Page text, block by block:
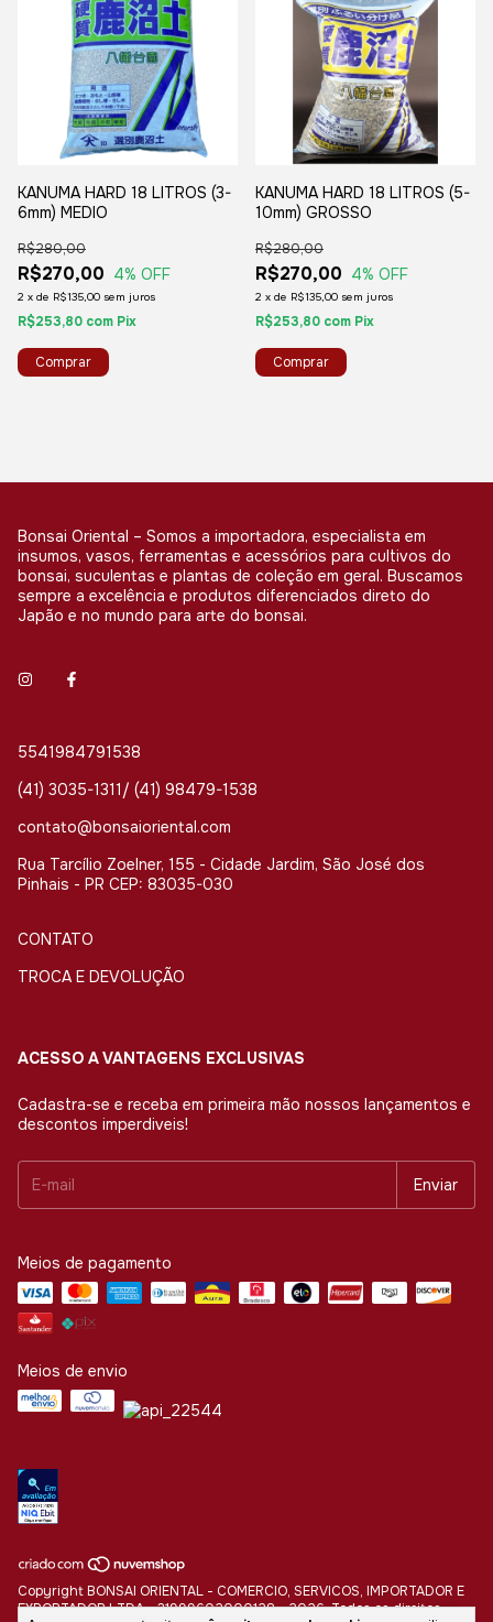
KANUMA HARD 18 LITROS (3-
6mm) MEDIO
R$270,00
R$280,00
4% OFF
2 x de R$135,00 sem juros
R$253,80 com Pix
KANUMA HARD 18 LITROS (5-
10mm) GROSSO
R$270,00
R$280,00
4% OFF
2 x de R$135,00 sem juros
R$253,80 com Pix
Bonsai Oriental – Somos a importadora, especialista em
insumos, vasos, ferramentas e acessórios para cultivos do
bonsai, suculentas e plantas de coleção em geral. Buscamos
sempre a excelência e produtos diferenciados direto do
Japão e no mundo para arte do bonsai.
5541984791538
(41) 3035-1311/ (41) 98479-1538
contato@bonsaioriental.com
Rua Tarcílio Zoelner, 155 - Cidade Jardim, São José dos
Pinhais - PR CEP: 83035-030
CONTATO
TROCA E DEVOLUÇÃO
ACESSO A VANTAGENS EXCLUSIVAS
Cadastra-se e receba em primeira mão nossos lançamentos e
descontos imperdiveis!
Meios de pagamento
Meios de envio
Copyright BONSAI ORIENTAL - COMERCIO, SERVICOS, IMPORTADOR E
EXPORTADOR LTDA - 31999602000128 - 2026. Todos os direitos